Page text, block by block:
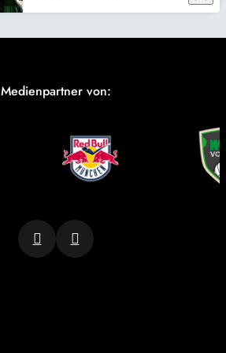
Medienpartner von: